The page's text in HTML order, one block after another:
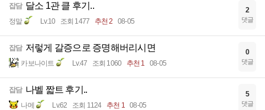
잡담 달소 1관 클 후기..
정말 Lv.10 조회 1477 추천 2 08-05
2
댓글
잡담 저렇게 갈증으로 증명해버리시면
카보나이트 Lv.47 조회 1060 추천 1 08-05
0
댓글
잡담 나벨 짧트 후기..
나메 Lv.62 조회 1124 추천 1 08-05
5
댓글